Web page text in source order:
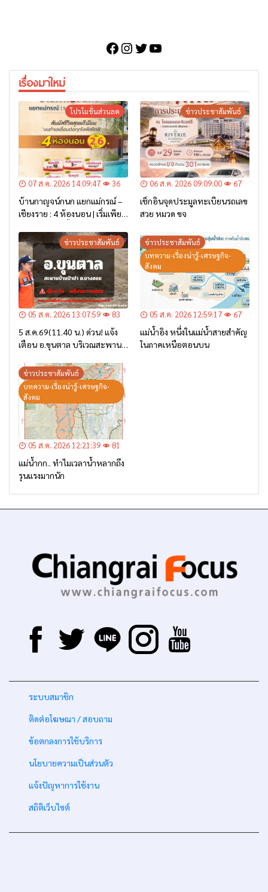
Facebook
Instagram
Twitter
YouTube
เรื่องมาใหม่
โปรโมชั่นส่วนลด
07 ส.ค. 2026 14:09:47 36
บ้านกาญจน์กนก แยกแม่กรณ์ –
เชียงราย : 4 ห้องนอน | เริ่มเพียง
ข่าวประชาสัมพันธ์
06 ส.ค. 2026 09:09:00 67
เช็กอินจุดประมูลทะเบียนรถเลข
สวย หมวด ขจ
ข่าวประชาสัมพันธ์
05 ส.ค. 2026 13:07:59 83
5 ส.ค.69(11.40 น.) ด่วน! แจ้ง
เตือน อ.ขุนตาล บริเวณสะพาน
– เตรียมการอพยพ”
ข่าวประชาสัมพันธ์
บทความ-เรื่องน่ารู้-เศรษฐกิจ-
สังคม
05 ส.ค. 2026 12:59:17 67
แม่น้ำอิง หนึ่งในแม่น้ำสายสำคัญ
ในภาคเหนือตอนบน
ข่าวประชาสัมพันธ์
บทความ-เรื่องน่ารู้-เศรษฐกิจ-
สังคม
05 ส.ค. 2026 12:21:39 81
แม่น้ำกก.. ทำไมเวลาน้ำหลากถึง
รุนแรงมากนัก
ระบบสมาชิก
ติดต่อโฆษณา / สอบถาม
ข้อตกลงการใช้บริการ
นโยบายความเป็นส่วนตัว
แจ้งปัญหาการใช้งาน
สถิติเว็บไซต์